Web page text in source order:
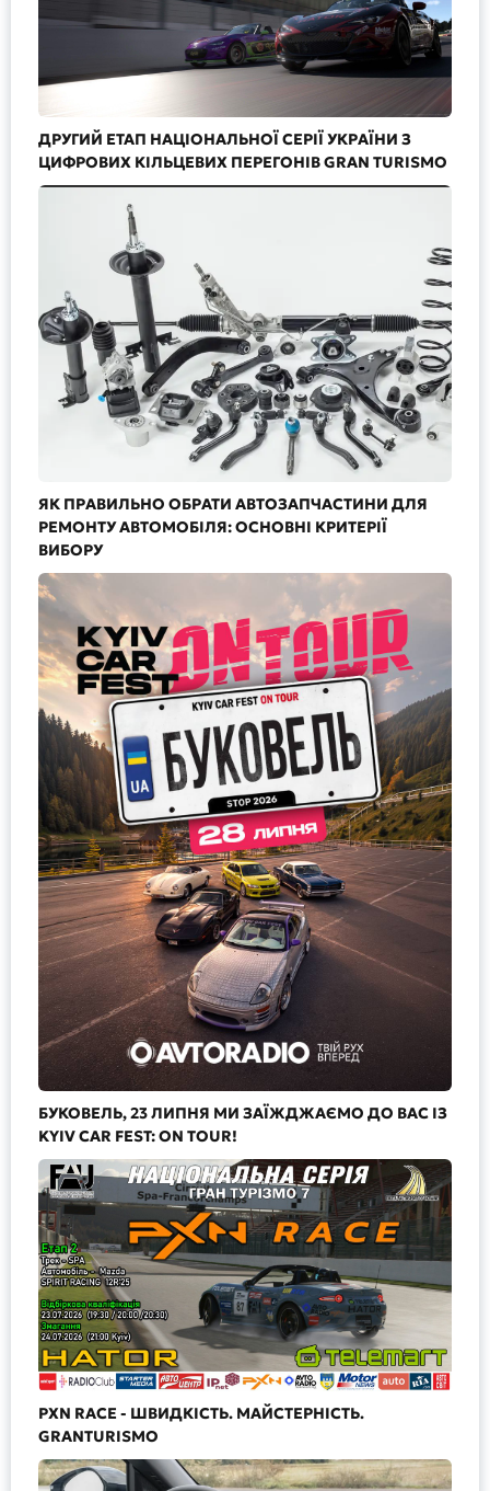
ДРУГИЙ ЕТАП НАЦІОНАЛЬНОЇ СЕРІЇ УКРАЇНИ З
ЦИФРОВИХ КІЛЬЦЕВИХ ПЕРЕГОНІВ GRAN TURISMO
ЯК ПРАВИЛЬНО ОБРАТИ АВТОЗАПЧАСТИНИ ДЛЯ
РЕМОНТУ АВТОМОБІЛЯ: ОСНОВНІ КРИТЕРІЇ
ВИБОРУ
БУКОВЕЛЬ, 23 ЛИПНЯ МИ ЗАЇЖДЖАЄМО ДО ВАС ІЗ
KYIV CAR FEST: ON TOUR!
PXN RACE - ШВИДКІСТЬ. МАЙСТЕРНІСТЬ.
GRANTURISMO